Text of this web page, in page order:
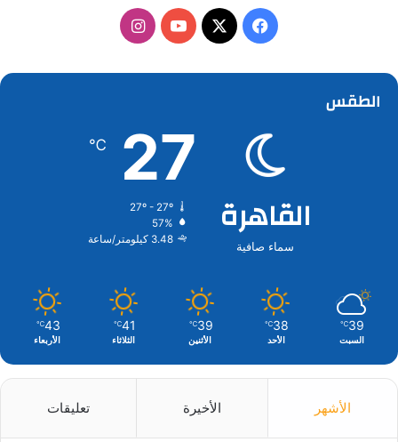
فيسبوك
‫X
‫YouTubeانستقرام
الطقس
القاهرة
سماء صافية
27
℃
27º - 27º
57%
3.48 كيلومتر/ساعة
39
℃
السبت
38
℃
الأحد
39
℃
الأثنين
41
℃
الثلاثاء
43
℃
الأربعاء
الأشهر الأخيرة تعليقات